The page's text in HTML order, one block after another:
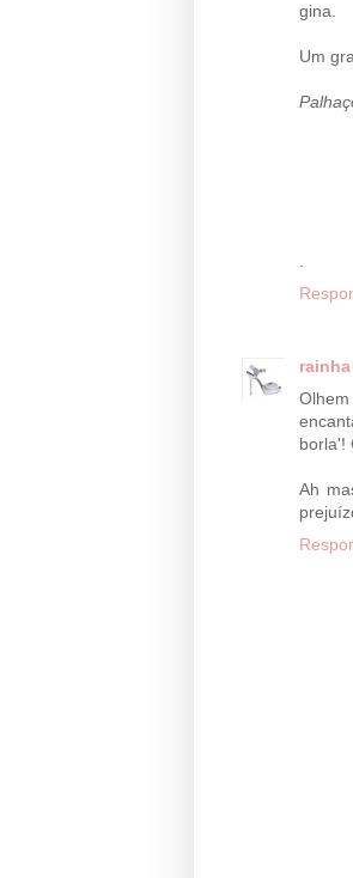
gina.
Um
borla'!
Ah